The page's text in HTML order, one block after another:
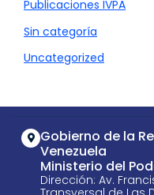
Publicaciones IVPA
Sin categoría
Uncategorized
Gobierno de la
Venezuela
Ministerio del
Dirección: Av.